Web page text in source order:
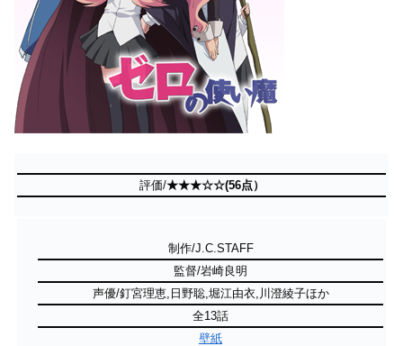
評価/★★★☆☆(56点）
制作/J.C.STAFF
監督/岩崎良明
声優/釘宮理恵,日野聡,堀江由衣,川澄綾子ほか
全13話
壁紙